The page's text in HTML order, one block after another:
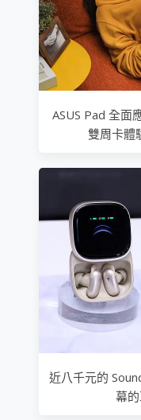
ASUS Pad 全面
雙周卡體
近八千元的
幕